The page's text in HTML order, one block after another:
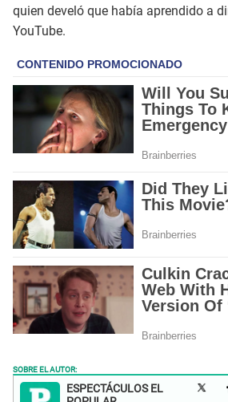
quien develó que había aprendido a
YouTube.
SOBRE EL AUTOR:
ESPECTÁCULOS EL